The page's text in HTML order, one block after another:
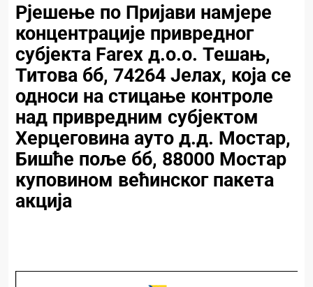
Рјешење по Пријави намјере
концентрације привредног
субјекта Farex д.о.о. Тешањ,
Титова бб, 74264 Јелах, која се
односи на стицање контроле
над привредним субјектом
Херцеговина ауто д.д. Мостар,
Бишће поље бб, 88000 Мостар
куповином већинског пакета
акција